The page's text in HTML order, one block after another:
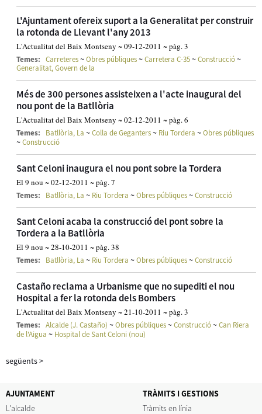
L'Ajuntament ofereix suport a la Generalitat per construir
la rotonda de Llevant l'any 2013
L'Actualitat del Baix Montseny ~ 09-12-2011 ~ pàg. 3
Temes: Carreteres~Obres públiques~Carretera C-35~Construcció~
Generalitat, Govern de la
Més de 300 persones assisteixen a l'acte inaugural del
nou pont de la Batllòria
L'Actualitat del Baix Montseny ~ 02-12-2011 ~ pàg. 6
Temes: Batllòria, La ~Colla de Geganters~ Riu Tordera ~Obres públiques
~Construcció
Sant Celoni inaugura el nou pont sobre la Tordera
El 9 nou ~ 02-12-2011 ~ pàg. 7
Temes: Batllòria, La ~ Riu Tordera ~Obres públiques~Construcció
Sant Celoni acaba la construcció del pont sobre la
Tordera a la Batllòria
El 9 nou ~ 28-10-2011 ~ pàg. 38
Temes: Batllòria, La ~ Riu Tordera ~Obres públiques~Construcció
Castaño reclama a Urbanisme que no supediti el nou
Hospital a fer la rotonda dels Bombers
L'Actualitat del Baix Montseny ~ 21-10-2011 ~ pàg. 3
Temes: Alcalde (J. Castaño) ~Obres públiques~Construcció~Can Riera
de l'Aigua ~ Hospital de Sant Celoni (nou)
següents>
AJUNTAMENT
L'alcalde
TRÀMITS I GESTIONS
Tràmits en línia